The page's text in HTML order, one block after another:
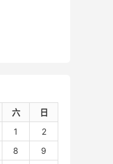
六
日
1
2
8
9